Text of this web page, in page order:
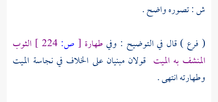
ش : تصوره واضح .
( فرع ) قال في التوضيح : وفيطهارة [ ص:
الثوب
المنشف به الميت قولان مبنيان على الخلاف في نجاسة الميت
وطهارته انتهى .